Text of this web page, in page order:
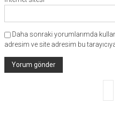
Daha sonraki yorumlarımda
adresim ve site adresim bu